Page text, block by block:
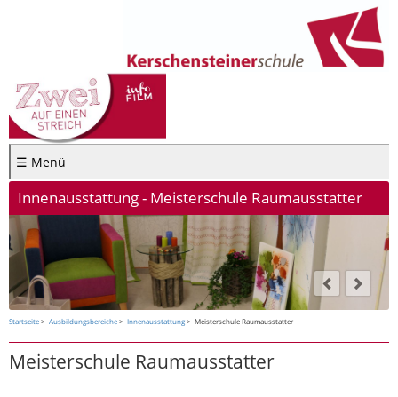
☰ Menü
Innenausstattung - Meisterschule Raumausstatter
Startseite Ausbildungsbereiche Innenausstattung Meisterschule Raumausstatter
Meisterschule Raumausstatter